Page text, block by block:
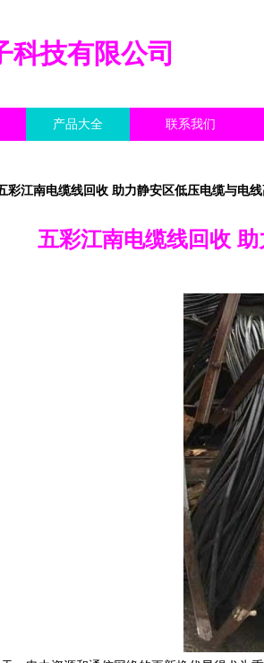
科技有限公司
产品大全 联系我们
彩江南电缆线回收 助力静安区低压电缆与电
五彩江南电缆线回收